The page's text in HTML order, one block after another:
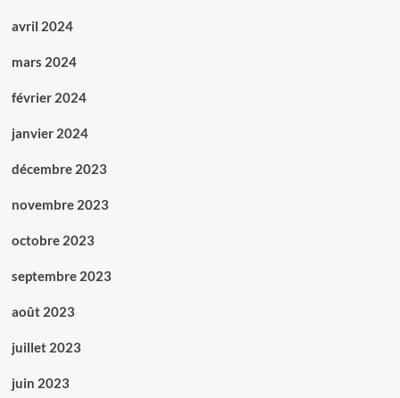
avril 2024
mars 2024
février 2024
janvier 2024
décembre 2023
novembre 2023
octobre 2023
septembre 2023
août 2023
juillet 2023
juin 2023